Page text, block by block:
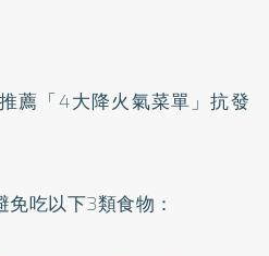
薦「4大降火氣菜單」抗發
吃以下3類食物：